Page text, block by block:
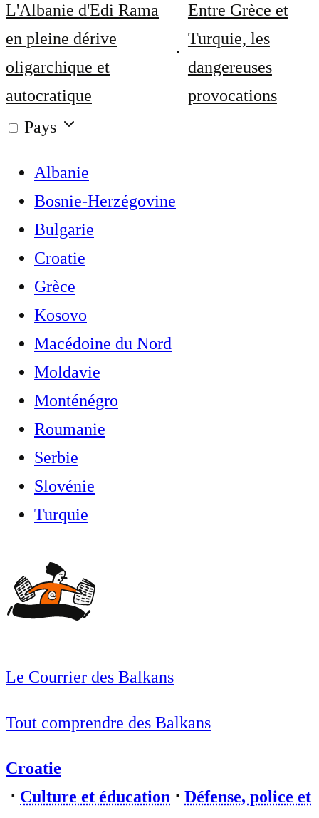
L'Albanie d'Edi Rama
en pleine dérive
oligarchique et
autocratique
Entre Grèce et
Turquie, les
dangereuses
provocations
Pays
Albanie
Bosnie-Herzégovine
Bulgarie
Croatie
Grèce
Kosovo
Macédoine du Nord
Moldavie
Monténégro
Roumanie
Serbie
Slovénie
Turquie
Le Courrier des Balkans
Tout comprendre des Balkans
Croatie
⋅ Culture et éducation ⋅ Défense, police et